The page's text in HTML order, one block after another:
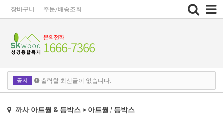
장바구니 주문/배송조회
Toggle
navigation
공지 출력할 최신글이 없습니다.
까사 아트월 & 등박스 > 아트월 / 등박스